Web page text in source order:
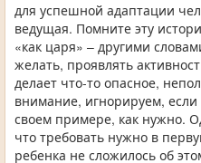
для успешной адаптации
ведущая. Помните эту
«как царя» – другими
желать, проявлять
делает что-то опасное,
внимание, игнорируем,
своем примере, как нужно.
что требовать нужно в
ребенка не сложилось об